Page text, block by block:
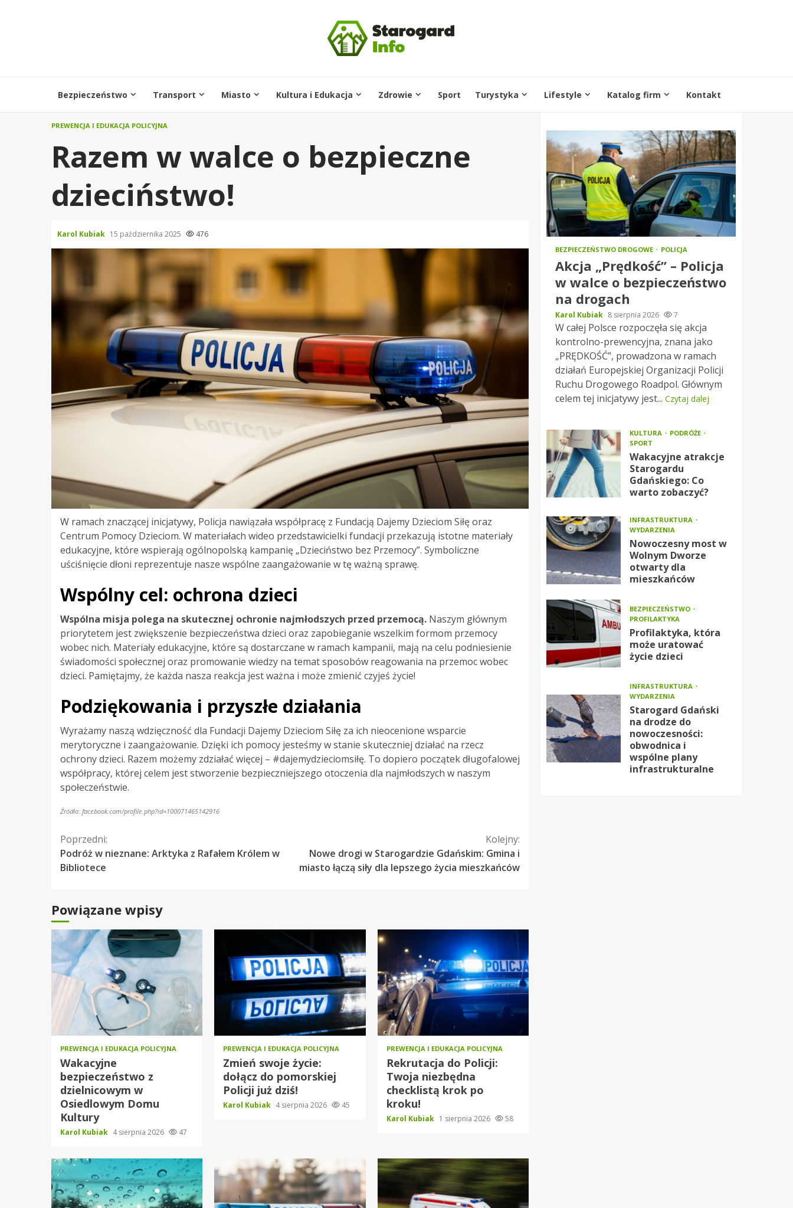
Bezpieczeństwo Transport Miasto Kultura i Edukacja Zdrowie Sport Turystyka Lifestyle Katalog firm Kontakt
PREWENCJA I EDUKACJA POLICYJNA
Razem w walce o bezpieczne
dzieciństwo!
Karol Kubiak 15 października 2025 476
W ramach znaczącej inicjatywy, Policja nawiązała współpracę z Fundacją Dajemy Dzieciom Siłę oraz
Centrum Pomocy Dzieciom. W materiałach wideo przedstawicielki fundacji przekazują istotne materiały
edukacyjne, które wspierają ogólnopolską kampanię „Dzieciństwo bez Przemocy”. Symboliczne
uściśnięcie dłoni reprezentuje nasze wspólne zaangażowanie w tę ważną sprawę.
Wspólny cel: ochrona dzieci
Wspólna misja polega na skutecznej ochronie najmłodszych przed przemocą. Naszym głównym
priorytetem jest zwiększenie bezpieczeństwa dzieci oraz zapobieganie wszelkim formom przemocy
wobec nich. Materiały edukacyjne, które są dostarczane w ramach kampanii, mają na celu podniesienie
świadomości społecznej oraz promowanie wiedzy na temat sposobów reagowania na przemoc wobec
dzieci. Pamiętajmy, że każda nasza reakcja jest ważna i może zmienić czyjeś życie!
Podziękowania i przyszłe działania
Wyrażamy naszą wdzięczność dla Fundacji Dajemy Dzieciom Siłę za ich nieocenione wsparcie
merytoryczne i zaangażowanie. Dzięki ich pomocy jesteśmy w stanie skuteczniej działać na rzecz
ochrony dzieci. Razem możemy zdziałać więcej – #dajemydzieciomsiłę. To dopiero początek długofalowej
współpracy, której celem jest stworzenie bezpieczniejszego otoczenia dla najmłodszych w naszym
społeczeństwie.
Źródło: facebook.com/profile.php?id=100071465142916
Kontynuuj
czytanie
Poprzedni:
Podróż w nieznane: Arktyka z Rafałem Królem w
Bibliotece
Kolejny:
Nowe drogi w Starogardzie Gdańskim: Gmina i
miasto łączą siły dla lepszego życia mieszkańców
Powiązane wpisy
PREWENCJA I EDUKACJA POLICYJNA
Wakacyjne
bezpieczeństwo z
dzielnicowym w
Osiedlowym Domu
Kultury
Karol Kubiak 4 sierpnia 2026 47
PREWENCJA I EDUKACJA POLICYJNA
Zmień swoje życie:
dołącz do pomorskiej
Policji już dziś!
Karol Kubiak 4 sierpnia 2026 45
PREWENCJA I EDUKACJA POLICYJNA
Rekrutacja do Policji:
Twoja niezbędna
checklistą krok po
kroku!
Karol Kubiak 1 sierpnia 2026 58
BEZPIECZEŃSTWO DROGOWE POLICJA
Akcja „Prędkość” – Policja
w walce o bezpieczeństwo
na drogach
Karol Kubiak 8 sierpnia 2026 7
W całej Polsce rozpoczęła się akcja
kontrolno-prewencyjna, znana jako
„PRĘDKOŚĆ”, prowadzona w ramach
działań Europejskiej Organizacji Policji
Ruchu Drogowego Roadpol. Głównym
celem tej inicjatywy jest... Czytaj dalej
KULTURA
PODRÓŻE
SPORT
Wakacyjne atrakcje
Starogardu
Gdańskiego: Co
warto zobaczyć?
INFRASTRUKTURA
WYDARZENIA
Nowoczesny most w
Wolnym Dworze
otwarty dla
mieszkańców
BEZPIECZEŃSTWO
PROFILAKTYKA
Profilaktyka, która
może uratować
życie dzieci
INFRASTRUKTURA
WYDARZENIA
Starogard Gdański
na drodze do
nowoczesności:
obwodnica i
wspólne plany
infrastrukturalne